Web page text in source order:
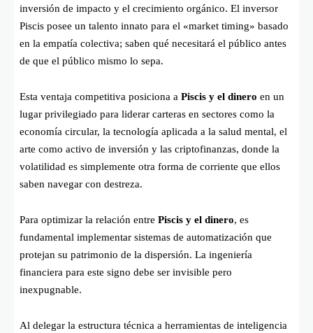
inversión de impacto y el crecimiento orgánico. El inversor
Piscis posee un talento innato para el «market timing» basado
en la empatía colectiva; saben qué necesitará el público antes
de que el público mismo lo sepa.
Esta ventaja competitiva posiciona a Piscis y el dinero en un
lugar privilegiado para liderar carteras en sectores como la
economía circular, la tecnología aplicada a la salud mental, el
arte como activo de inversión y las criptofinanzas, donde la
volatilidad es simplemente otra forma de corriente que ellos
saben navegar con destreza.
Para optimizar la relación entre Piscis y el dinero, es
fundamental implementar sistemas de automatización que
protejan su patrimonio de la dispersión. La ingeniería
financiera para este signo debe ser invisible pero
inexpugnable.
Al delegar la estructura técnica a herramientas de inteligencia